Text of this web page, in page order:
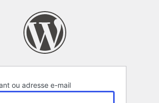
ou adresse e-mail